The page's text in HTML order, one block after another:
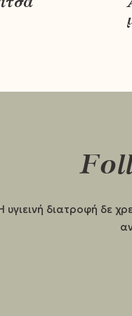
υγιεινή διατροφή δε